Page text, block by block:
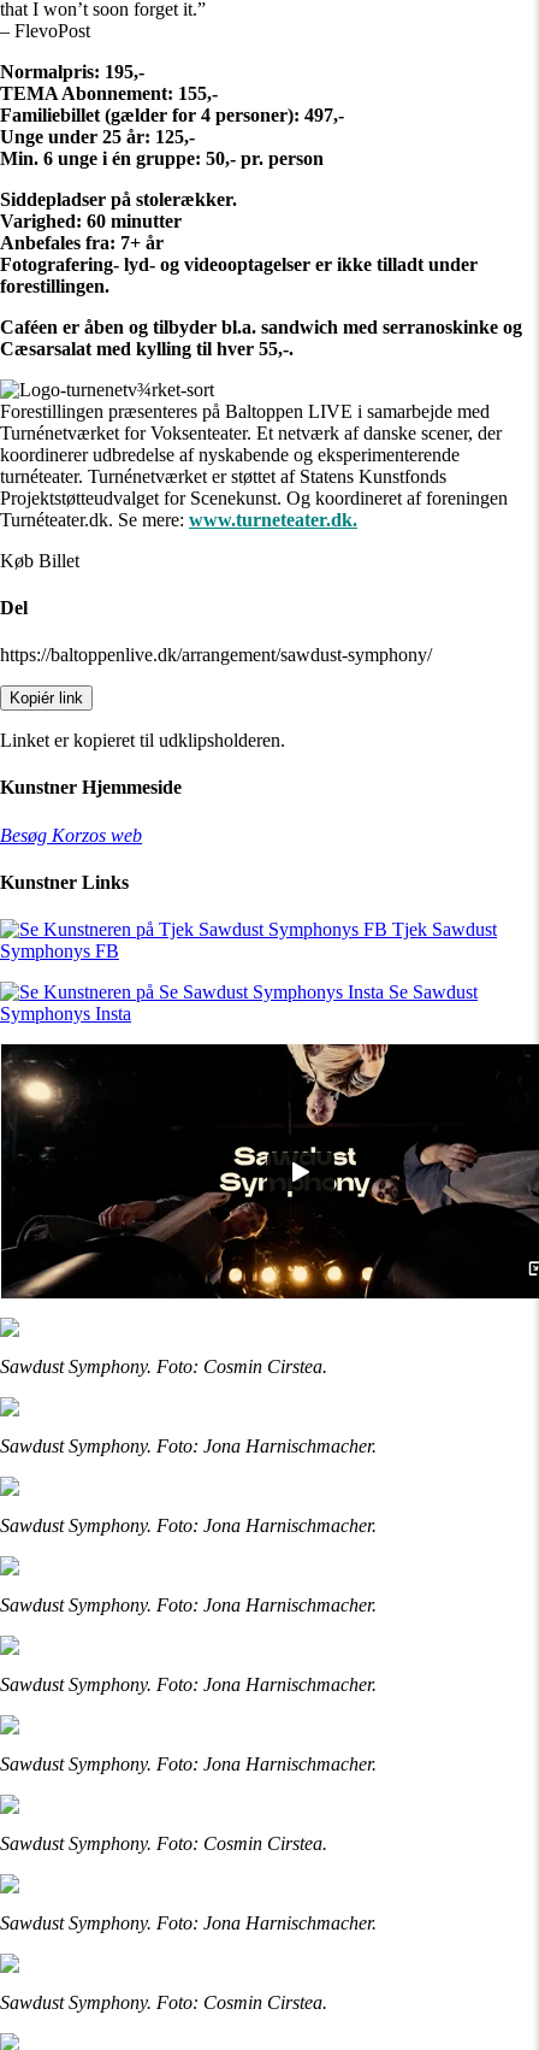
that I won’t soon forget it.”
– FlevoPost
Normalpris: 195,-
TEMA Abonnement: 155,-
Familiebillet (gælder for 4 personer): 497,-
Unge under 25 år: 125,-
Min. 6 unge i én gruppe: 50,- pr. person
Siddepladser på stolerækker.
Varighed: 60 minutter
Anbefales fra: 7+ år
Fotografering- lyd- og videooptagelser er ikke tilladt under
forestillingen.
Caféen er åben og tilbyder bl.a. sandwich med serranoskinke og
Cæsarsalat med kylling til hver 55,-.
Forestillingen præsenteres på Baltoppen LIVE i samarbejde med
Turnénetværket for Voksenteater. Et netværk af danske scener, der
koordinerer udbredelse af nyskabende og eksperimenterende
turnéteater. Turnénetværket er støttet af Statens Kunstfonds
Projektstøtteudvalget for Scenekunst. Og koordineret af foreningen
Turnéteater.dk. Se mere: www.turneteater.dk.
Køb Billet
Del
https://baltoppenlive.dk/arrangement/sawdust-symphony/
Kopiér link
Linket er kopieret til udklipsholderen.
Kunstner Hjemmeside
Besøg Korzos web
Kunstner Links
Tjek Sawdust
Symphonys FB
Se Sawdust
Symphonys Insta
Sawdust Symphony. Foto: Cosmin Cirstea.
Sawdust Symphony. Foto: Jona Harnischmacher.
Sawdust Symphony. Foto: Jona Harnischmacher.
Sawdust Symphony. Foto: Jona Harnischmacher.
Sawdust Symphony. Foto: Jona Harnischmacher.
Sawdust Symphony. Foto: Jona Harnischmacher.
Sawdust Symphony. Foto: Cosmin Cirstea.
Sawdust Symphony. Foto: Jona Harnischmacher.
Sawdust Symphony. Foto: Cosmin Cirstea.